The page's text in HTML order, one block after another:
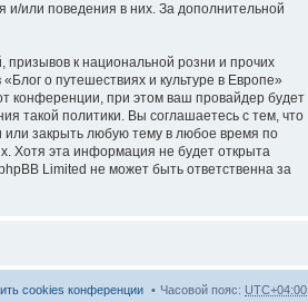
и/или поведения в них. За дополнительной
к национальной розни и прочих
о путешествиях и культуре в Европе»
конференции, при этом ваш провайдер будет
такой политики. Вы соглашаетесь с тем, что
или закрыть любую тему в любое время по
Хотя эта информация не будет открыта
Limited не может быть ответственна за
Часовой пояс: UTC+04:00
cookies конференции